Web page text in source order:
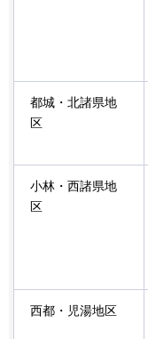
都城・北諸県地
区
小林・西諸県地
区
西都・児湯地区